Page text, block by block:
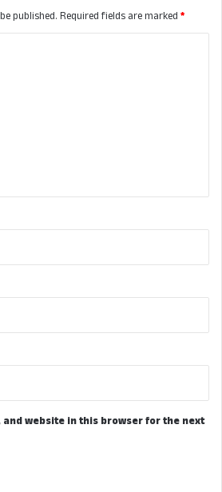
published. Required fields are marked *
and website in this browser for the next